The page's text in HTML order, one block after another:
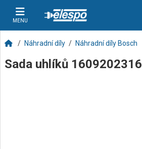
MENU
Náhradní díly Náhradní díly Bosch
Sada uhlíků 1609202316